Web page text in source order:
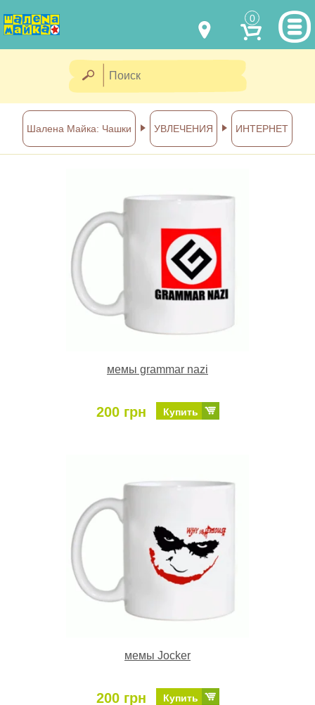
0
(067) 011 0404
shalena@mayka.dp.ua
Посмотреть на карте
Отправка по Украине каждый
день
НАШИ РАБОТЫ
КАК КУПИТЬ
ПОЛНАЯ ВЕРСИЯ САЙТА
Шалена Майка: Чашки УВЛЕЧЕНИЯ ИНТЕРНЕТ
мемы grammar nazi
200 грн Купить
мемы Jocker
200 грн Купить